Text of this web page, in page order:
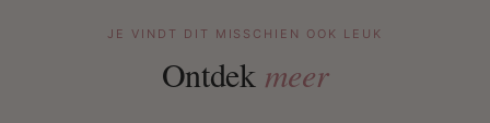
JE VINDT DIT MISSCHIEN OOK LEUK
Ontdek meer